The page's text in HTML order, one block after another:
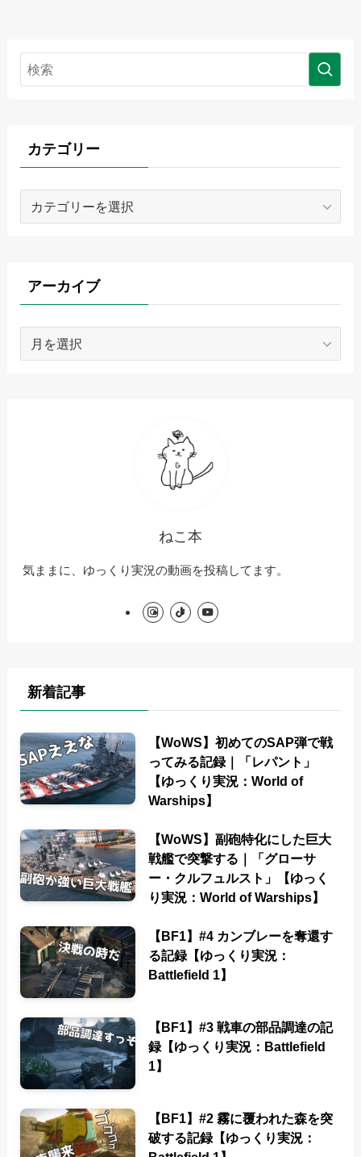
カテゴリー
ーアーカイブ
ねこ本
気ままに、ゆっくり実況の動画を投稿してます。
新着記事
【WoWS】初めてのSAP弾で戦
ってみる記録｜「レパント」
【ゆっくり実況：World of
Warships】
【WoWS】副砲特化にした巨大
戦艦で突撃する｜「グローサ
ー・クルフュルスト」【ゆっく
り実況：World of Warships】
【BF1】#4 カンブレーを奪還す
る記録【ゆっくり実況：
Battlefield 1】
【BF1】#3 戦車の部品調達の記
録【ゆっくり実況：Battlefield
1】
【BF1】#2 霧に覆われた森を突
破する記録【ゆっくり実況：